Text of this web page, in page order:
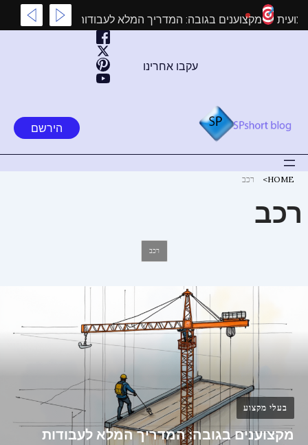
לתוכן מקצועית מקצוענים בגובה: המדריך המלא לעבודות גובה
עקבו אחרינו
הירשם
HOME רכב
רכב
רכב
בעלי מקצוע
מקצוענים בגובה: המדריך המלא לעבודות